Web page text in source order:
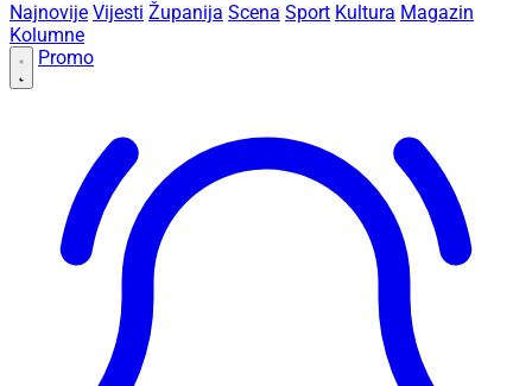
Najnovije Vijesti Županija Scena Sport Kultura Magazin
Kolumne
Promo